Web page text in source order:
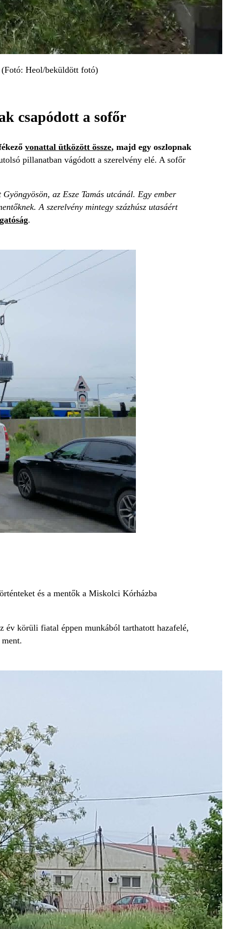
(Fotó: Heol/beküldött fotó)
csapódott a sofőr
vonattal ütközött össze, majd egy oszlopnak
pillanatban vágódott a szerelvény elé. A sofőr
az Esze Tamás utcánál. Egy ember
A szerelvény mintegy százhúsz utasáért
.
és a mentők a Miskolci Kórházba
év körüli fiatal éppen munkából tarthatott hazafelé,